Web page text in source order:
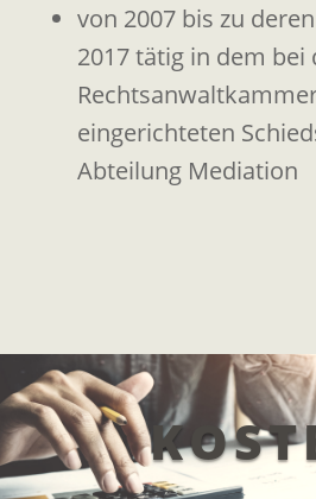
von 2007 bis zu
2017 tätig in dem bei
eingerichteten
Abteilung Mediation